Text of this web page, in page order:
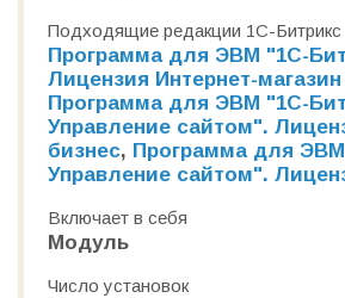
Подходящие редакции 1С-Битрикс
Программа для ЭВМ "1С-
Лицензия Интернет-
Программа для ЭВМ "1С-
Управление сайтом".
бизнес, Программа для
Управление сайтом".
Включает в себя
Модуль
Число установок